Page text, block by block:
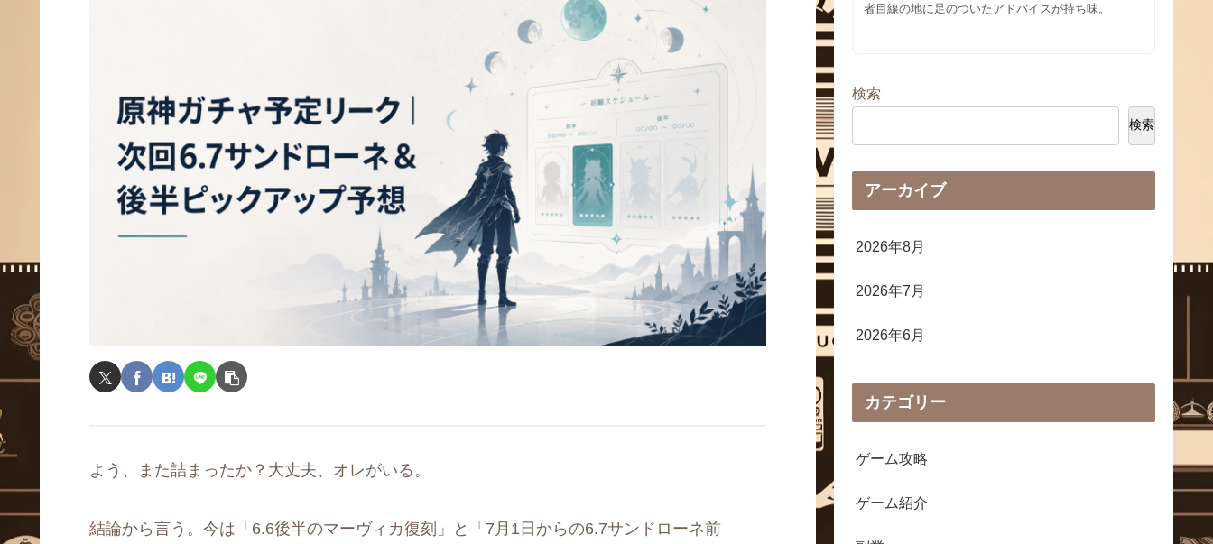
よう、また詰まったか？大丈夫、オレがいる。
結論から言う。今は「6.6後半のマーヴィカ復刻」と「7月1日からの6.7サンドローネ前
者目線の地に足のついたアドバイスが持ち味。
検索
検索
アーカイブ
2026年8月
2026年7月
2026年6月
カテゴリー
ゲーム攻略
ゲーム紹介